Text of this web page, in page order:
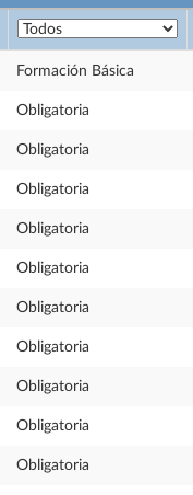
Formación Básica
Obligatoria
Obligatoria
Obligatoria
Obligatoria
Obligatoria
Obligatoria
Obligatoria
Obligatoria
Obligatoria
Obligatoria